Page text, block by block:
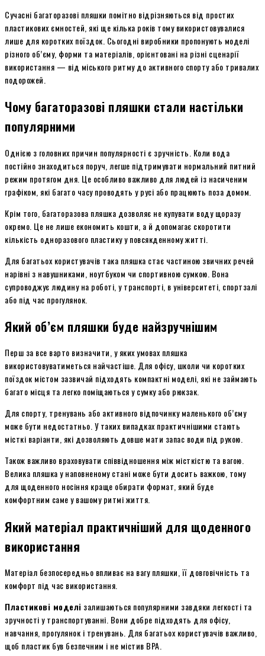
Сучасні багаторазові пляшки помітно відрізняються від простих
пластикових ємностей, які ще кілька років тому використовувалися
лише для коротких поїздок. Сьогодні виробники пропонують моделі
різного об’єму, форми та матеріалів, орієнтовані на різні сценарії
використання — від міського ритму до активного спорту або тривалих
подорожей.
Чому багаторазові пляшки стали настільки
популярними
Однією з головних причин популярності є зручність. Коли вода
постійно знаходиться поруч, легше підтримувати нормальний питний
режим протягом дня. Це особливо важливо для людей із насиченим
графіком, які багато часу проводять у русі або працюють поза домом.
Крім того, багаторазова пляшка дозволяє не купувати воду щоразу
окремо. Це не лише економить кошти, а й допомагає скоротити
кількість одноразового пластику у повсякденному житті.
Для багатьох користувачів така пляшка стає частиною звичних речей
нарівні з навушниками, ноутбуком чи спортивною сумкою. Вона
супроводжує людину на роботі, у транспорті, в університеті, спортзалі
або під час прогулянок.
Який об’єм пляшки буде найзручнішим
Перш за все варто визначити, у яких умовах пляшка
використовуватиметься найчастіше. Для офісу, школи чи коротких
поїздок містом зазвичай підходять компактні моделі, які не займають
багато місця та легко поміщаються у сумку або рюкзак.
Для спорту, тренувань або активного відпочинку маленького об’єму
може бути недостатньо. У таких випадках практичнішими стають
місткі варіанти, які дозволяють довше мати запас води під рукою.
Також важливо враховувати співвідношення між місткістю та вагою.
Велика пляшка у наповненому стані може бути досить важкою, тому
для щоденного носіння краще обирати формат, який буде
комфортним саме у вашому ритмі життя.
Який матеріал практичніший для щоденного
використання
Матеріал безпосередньо впливає на вагу пляшки, її довговічність та
комфорт під час використання.
Пластикові моделі залишаються популярними завдяки легкості та
зручності у транспортуванні. Вони добре підходять для офісу,
навчання, прогулянок і тренувань. Для багатьох користувачів важливо,
щоб пластик був безпечним і не містив BPA.